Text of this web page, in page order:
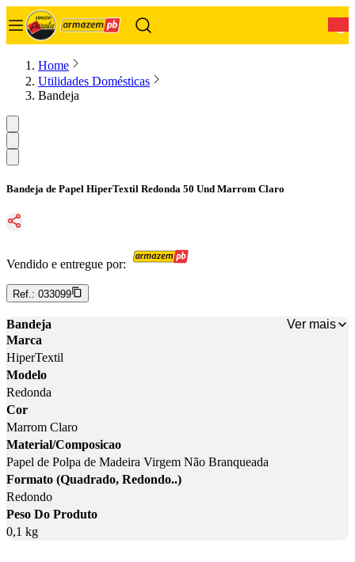
Home
Utilidades Domésticas
Bandeja
Bandeja de Papel HiperTextil Redonda 50 Und Marrom Claro
Vendido e entregue por:
Ref.: 033099
Bandeja
Ver mais
Marca
HiperTextil
Modelo
Redonda
Cor
Marrom Claro
Material/Composicao
Papel de Polpa de Madeira Virgem Não Branqueada
Formato (Quadrado, Redondo..)
Redondo
Peso Do Produto
0,1 kg